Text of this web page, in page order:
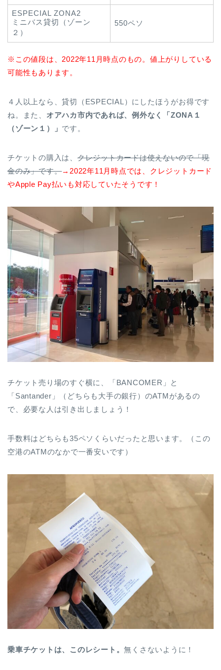
ESPECIAL ZONA2
ミニバス貸切（ゾーン
２）
550ペソ
※この値段は、2022年11月時点のもの。値上がりしている
可能性もあります。
４人以上なら、貸切（ESPECIAL）にしたほうがお得です
ね。また、 オアハカ市内であれば、例外なく「ZONA１
（ゾーン１）」 です。
チケットの購入は、クレジットカードは使えないので「現
金のみ」です。→2022年11月時点では、クレジットカード
やApple Pay払いも対応していたそうです！
チケット売り場のすぐ横に、「BANCOMER」と
「Santander」（どちらも大手の銀行）のATMがあるの
で、必要な人は引き出しましょう！
手数料はどちらも35ペソくらいだったと思います。（この
空港のATMのなかで一番安いです）
乗車チケットは、このレシート。無くさないように！